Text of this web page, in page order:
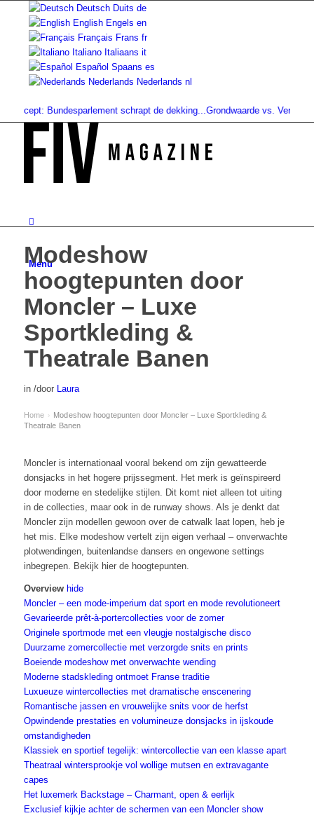
Deutsch Duits de
English Engels en
Français Frans fr
Italiano Italiaans it
Español Spaans es
Nederlands Nederlands nl
Bundesparlement schrapt de dekking...Grondwaarde vs.
Menu
Modeshow
hoogtepunten door
Moncler – Luxe
Sportkleding &
Theatrale Banen
in /door Laura
Home › Modeshow hoogtepunten door Moncler – Luxe Sportkleding &
Theatrale Banen
Moncler is internationaal vooral bekend om zijn gewatteerde
donsjacks in het hogere prijssegment. Het merk is geïnspireerd
door moderne en stedelijke stijlen. Dit komt niet alleen tot uiting
in de collecties, maar ook in de runway shows. Als je denkt dat
Moncler zijn modellen gewoon over de catwalk laat lopen, heb je
het mis. Elke modeshow vertelt zijn eigen verhaal – onverwachte
plotwendingen, buitenlandse dansers en ongewone settings
inbegrepen. Bekijk hier de hoogtepunten.
Overview hide
Moncler – een mode-imperium dat sport en mode revolutioneert
Gevarieerde prêt-à-portercollecties voor de zomer
Originele sportmode met een vleugje nostalgische disco
Duurzame zomercollectie met verzorgde snits en prints
Boeiende modeshow met onverwachte wending
Moderne stadskleding ontmoet Franse traditie
Luxueuze wintercollecties met dramatische enscenering
Romantische jassen en vrouwelijke snits voor de herfst
Opwindende prestaties en volumineuze donsjacks in ijskoude
omstandigheden
Klassiek en sportief tegelijk: wintercollectie van een klasse apart
Theatraal wintersprookje vol wollige mutsen en extravagante
capes
Het luxemerk Backstage – Charmant, open & eerlijk
Exclusief kijkje achter de schermen van een Moncler show